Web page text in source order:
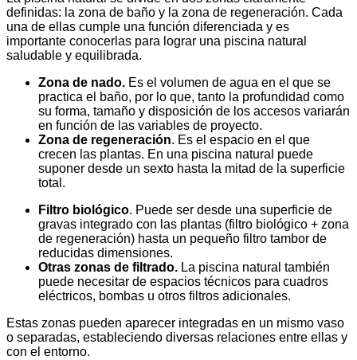
definidas: la zona de baño y la zona de regeneración. Cada
una de ellas cumple una función diferenciada y es
importante conocerlas para lograr una piscina natural
saludable y equilibrada.
Zona de nado. Es el volumen de agua en el que se
practica el baño, por lo que, tanto la profundidad como
su forma, tamaño y disposición de los accesos variarán
en función de las variables de proyecto.
Zona de regeneración. Es el espacio en el que
crecen las plantas. En una piscina natural puede
suponer desde un sexto hasta la mitad de la superficie
total.
Filtro biológico. Puede ser desde una superficie de
gravas integrado con las plantas (filtro biológico + zona
de regeneración) hasta un pequeño filtro tambor de
reducidas dimensiones.
Otras zonas de filtrado. La piscina natural también
puede necesitar de espacios técnicos para cuadros
eléctricos, bombas u otros filtros adicionales.
Estas zonas pueden aparecer integradas en un mismo vaso
o separadas, estableciendo diversas relaciones entre ellas y
con el entorno.